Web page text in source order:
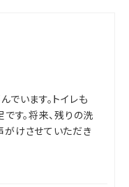
でいます。トイレも
す。将来、残りの洗
がけさせていただき